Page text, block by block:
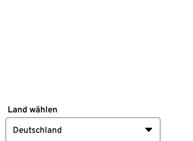
Land wählen
Deutschland